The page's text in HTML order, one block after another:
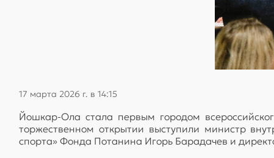
17 марта 2026 г. в 14:15
Йошкар-Ола стала первым городом
торжественном открытии выступили министр
спорта» Фонда Потанина Игорь Барадачев и